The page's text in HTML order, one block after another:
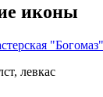
иконы
"Богомаз"
левкас